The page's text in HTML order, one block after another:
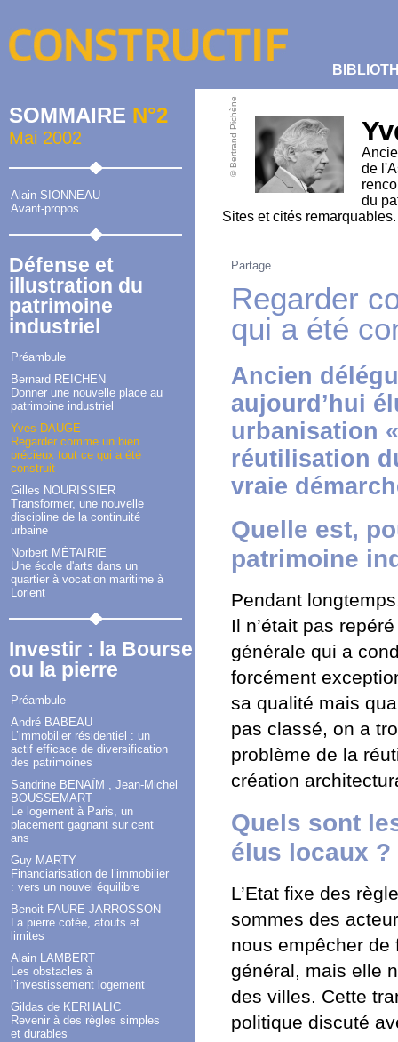
SOMMAIRE N°2
Mai 2002
Alain SIONNEAU
Avant-propos
Défense et
illustration du
patrimoine
industriel
Préambule
Bernard REICHEN
Donner une nouvelle place au
patrimoine industriel
Yves DAUGE
Regarder comme un bien
précieux tout ce qui a été
construit
Gilles NOURISSIER
Transformer, une nouvelle
discipline de la continuité
urbaine
Norbert MÉTAIRIE
Une école d'arts dans un
quartier à vocation maritime à
Lorient
Investir : la Bourse
ou la pierre
Préambule
André BABEAU
L’immobilier résidentiel : un
actif efficace de diversification
des patrimoines
Sandrine BENAÏM , Jean-Michel
BOUSSEMART
Le logement à Paris, un
placement gagnant sur cent
ans
Guy MARTY
Financiarisation de l’immobilier
: vers un nouvel équilibre
Benoit FAURE-JARROSSON
La pierre cotée, atouts et
limites
Alain LAMBERT
Les obstacles à
l’investissement logement
Gildas de KERHALIC
Revenir à des règles simples
et durables
© Bertrand Pichène
de
du
Sites et cités remarquables.
Partage
Regarder
qui a été
Ancien
aujourd’hui
urbanisation
réutilisation
vraie
Quelle est,
patrimoine
Pendant
Il n’était pas
générale qui a
forcément
sa qualité mais
pas classé, on a
problème de la
création
Quels sont
élus locaux ?
L’Etat fixe des
sommes des
nous empêcher de
général, mais elle
des villes. Cette
politique discuté